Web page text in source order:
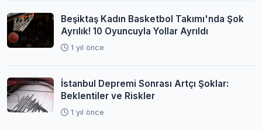
Beşiktaş Kadın Basketbol Takımı'nda Şok
Ayrılık! 10 Oyuncuyla Yollar Ayrıldı
1 yıl önce
İstanbul Depremi Sonrası Artçı Şoklar:
Beklentiler ve Riskler
1 yıl önce